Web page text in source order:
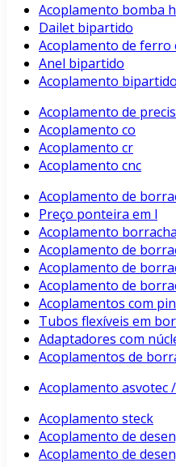
Acoplamento bomba
Dailet bipartido
Acoplamento de ferro
Anel bipartido
Acoplamento bipartido
Acoplamento de
Acoplamento co
Acoplamento cr
Acoplamento cnc
Acoplamento de
Preço ponteira em l
Acoplamento borracha
Acoplamento de
Acoplamento de
Acoplamento de
Acoplamentos com
Tubos flexíveis em
Adaptadores com
Acoplamentos de
Acoplamento asvotec
Acoplamento steck
Acoplamento de
Acoplamento de